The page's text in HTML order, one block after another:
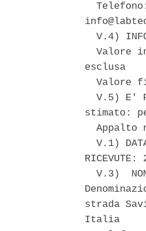
V.4)
Valore
esclusa
Valore
V.5) E'
stimato:
Appalto
V.1)
RICEVUTE:
V.3)
strada
Italia